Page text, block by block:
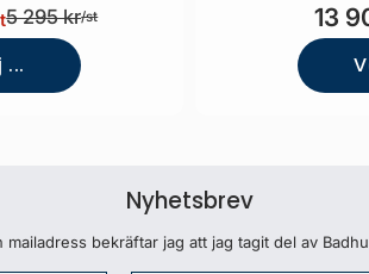
5 295 kr/st
...
13
Nyhetsbrev
mailadress bekräftar jag att jag tagit del av